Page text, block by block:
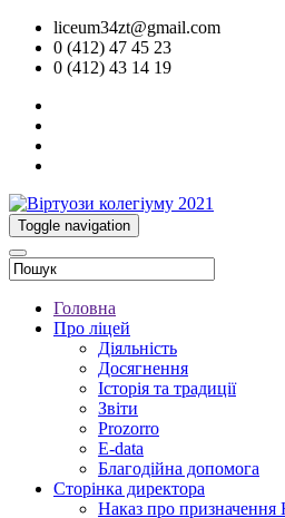
liceum34zt@gmail.com
0 (412) 47 45 23
0 (412) 43 14 19
Toggle navigation
Головна
Про ліцей
Діяльність
Досягнення
Історія та традиції
Звіти
Prozorro
E-data
Благодійна допомога
Сторінка директора
Наказ про призначення